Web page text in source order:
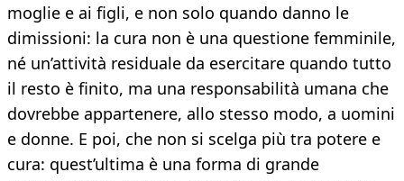
moglie e ai figli, e non solo quando danno le
dimissioni: la cura non è una questione femminile,
né un’attività residuale da esercitare quando tutto
il resto è finito, ma una responsabilità umana che
dovrebbe appartenere, allo stesso modo, a uomini
e donne. E poi, che non si scelga più tra potere e
cura: quest’ultima è una forma di grande